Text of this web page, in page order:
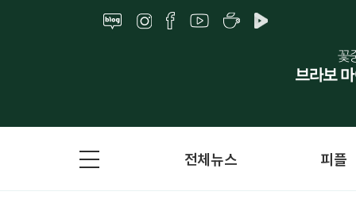
전체뉴스 피플